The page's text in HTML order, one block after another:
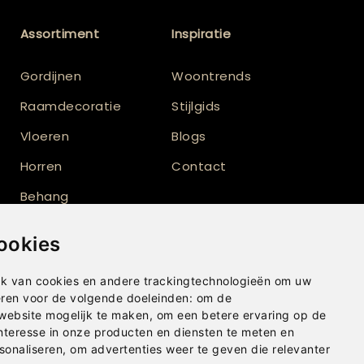
van cookies en andere trackingtechnologieën om uw
voor de volgende doeleinden: om de
mogelijk te maken, om een betere ervaring op de
in onze producten en diensten te meten en
, om advertenties weer te geven die relevanter
Assortiment
Gordijnen
Raamdecoratie
Vloeren
Horren
Behang
Shutters
Inspiratie
Woontrends
Stijlgids
Blogs
Contact